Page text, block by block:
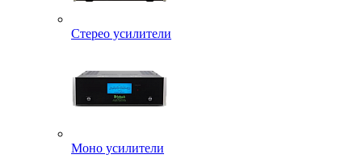
Стерео усилители
Моно усилители